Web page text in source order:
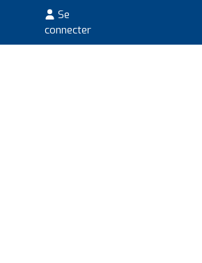
Se
connecter